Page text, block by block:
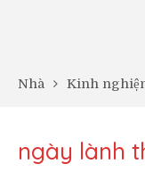
Nhà Kinh
ngày lành